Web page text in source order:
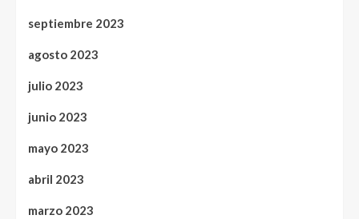
septiembre 2023
agosto 2023
julio 2023
junio 2023
mayo 2023
abril 2023
marzo 2023